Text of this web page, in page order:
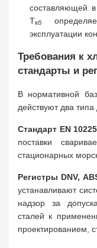
составляющей
Tкб
эксплуатации
Требования к
стандарты и
В нормативной
действуют два
Стандарт EN 10225
поставки
стационарных
Регистры DNV,
устанавливают
надзор за
сталей к
проектированием,